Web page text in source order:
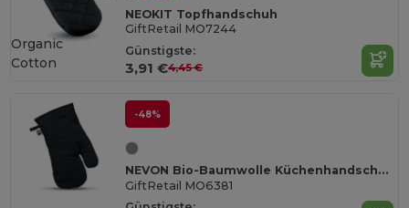
NEOKIT Topfhandschuh
GiftRetail MO7244
Günstigste:
3,91 €4,45 €
Organic
Cotton
-48%
NEVON Bio-Baumwolle Küchenhandschuh
GiftRetail MO6381